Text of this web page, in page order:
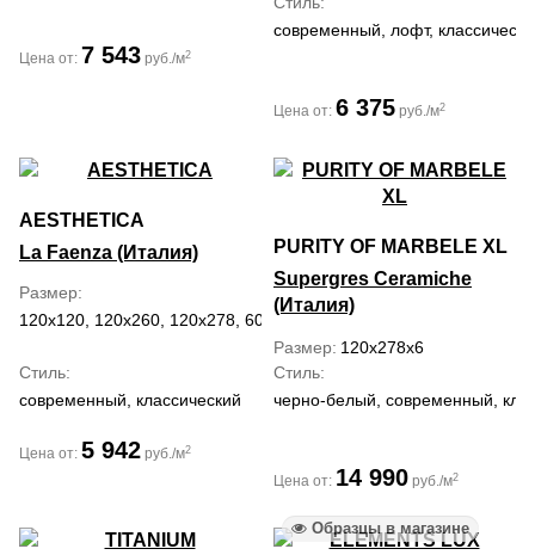
Цена от: 7 543 руб./м2
современный, лофт,
Цена от: 6 375 руб./м2
AESTHETICA
La Faenza (Италия)
Размер
120x120, 120x260, 120x278, 60x120
Стиль
современный, классический
Цена от: 5 942 руб./м2
PURITY OF MARBELE XL
Supergres Ceramiche
(Италия)
Размер 120x278x6
Стиль
черно-белый, современный,
Цена от: 14 990 руб./м2
Образцы в магазине